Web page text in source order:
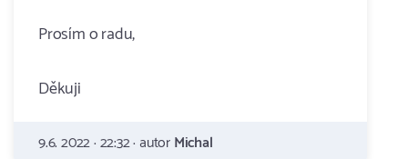
Prosím o radu,
Děkuji
9.6. 2022 · 22:32 · autorMichal